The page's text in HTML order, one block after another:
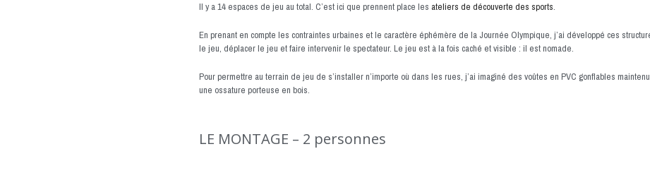
Il y a 14 espaces de jeu au total. C’est ici que prennent place les ateliers de découverte des sports.
En prenant en compte les contraintes urbaines et le caractère éphémère de la Journée Olympique, j’ai développé ces
le jeu, déplacer le jeu et faire intervenir le spectateur. Le jeu est à la fois caché et visible : il est nomade.
Pour permettre au terrain de jeu de s’installer n’importe où dans les rues, j’ai imaginé des voûtes en PVC gonflables
une ossature porteuse en bois.
LE MONTAGE – 2 personnes